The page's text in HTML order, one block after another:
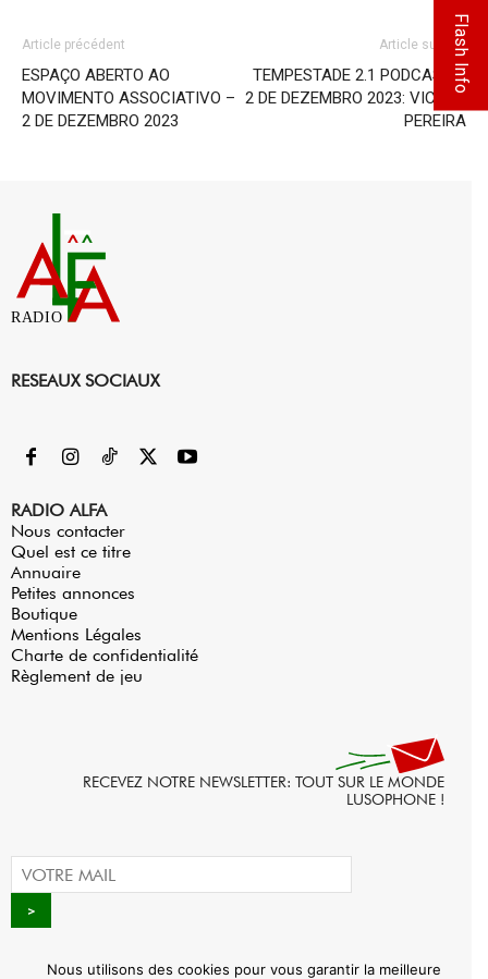
Article précédent
ESPAÇO ABERTO AO
MOVIMENTO ASSOCIATIVO –
2 DE DEZEMBRO 2023
Article suivant
TEMPESTADE 2.1 PODCAST –
2 DE DEZEMBRO 2023: VICTOR
PEREIRA
RADIO
RESEAUX SOCIAUX
RADIO ALFA
Nous contacter
Quel est ce titre
Annuaire
Petites annonces
Boutique
Mentions Légales
Charte de confidentialité
Règlement de jeu
RECEVEZ NOTRE NEWSLETTER: TOUT SUR LE MONDE
LUSOPHONE !
Flash Info
Nous utilisons des cookies pour vous garantir la meilleure